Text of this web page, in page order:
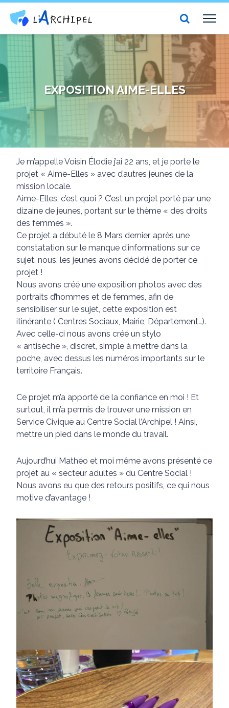
Centre social et culturel l'Archipel
EXPOSITION AIME-ELLES
Je m’appelle Voisin Élodie j’ai 22 ans, et je porte le
projet « Aime-Elles » avec d’autres jeunes de la
mission locale.
Aime-Elles, c’est quoi ? C’est un projet porté par une
dizaine de jeunes, portant sur le thème « des droits
des femmes ».
Ce projet a débuté le 8 Mars dernier, après une
constatation sur le manque d’informations sur ce
sujet, nous, les jeunes avons décidé de porter ce
projet !
Nous avons créé une exposition photos avec des
portraits d’hommes et de femmes, afin de
sensibiliser sur le sujet, cette exposition est
itinérante ( Centres Sociaux, Mairie, Département…).
Avec celle-ci nous avons créé un stylo
« antisèche », discret, simple à mettre dans la
poche, avec dessus les numéros importants sur le
territoire Français.
Ce projet m’a apporté de la confiance en moi ! Et
surtout, il m’a permis de trouver une mission en
Service Civique au Centre Social l’Archipel ! Ainsi,
mettre un pied dans le monde du travail.
Aujourd’hui Mathéo et moi même avons présenté ce
projet au « secteur adultes » du Centre Social !
Nous avons eu que des retours positifs, ce qui nous
motive d’avantage !